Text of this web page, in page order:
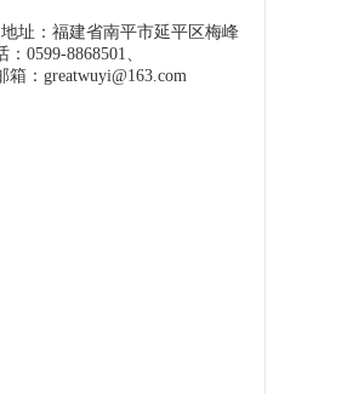
址：福建省南平市延平区梅峰
0599-8868501、
箱：greatwuyi@163.com